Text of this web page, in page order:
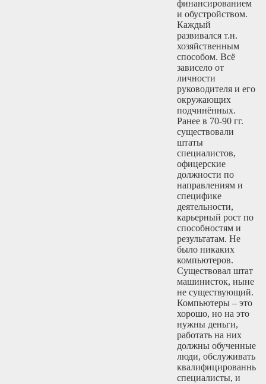
финансированием
и обустройством.
Каждый
развивался т.н.
хозяйственным
способом. Всё
зависело от
личности
руководителя и его
окружающих
подчинённых.
Ранее в 70-90 гг.
существовали
штаты
специалистов,
офицерские
должности по
направлениям и
специфике
деятельности,
карьерный рост по
способностям и
результатам. Не
было никаких
компьютеров.
Существовал штат
машинисток, ныне
не существующий.
Компьютеры – это
хорошо, но на это
нужны деньги,
работать на них
должны обученные
люди, обслуживать
квалифицированные
специалисты, и